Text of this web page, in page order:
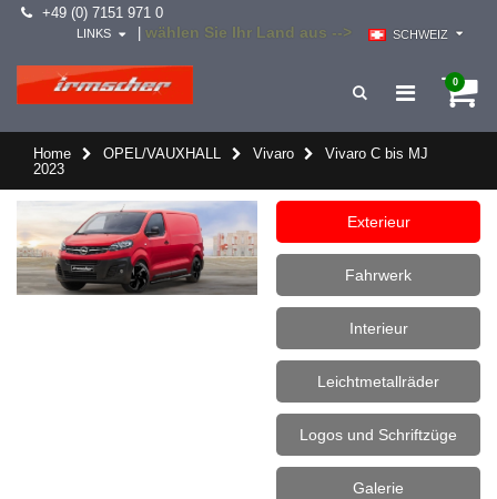
+49 (0) 7151 971 0
wählen Sie Ihr Land aus --> SCHWEIZ
LINKS
0
Home OPEL/VAUXHALL Vivaro
Vivaro C bis MJ
2023
Exterieur
Fahrwerk
Interieur
Leichtmetallräder
Logos und Schriftzüge
Galerie